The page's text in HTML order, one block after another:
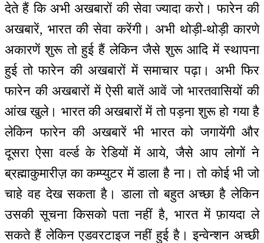
देते हैं कि अभी अखबारों की सेवा ज्यादा करो। फारेन की
अखबारें, भारत की सेवा करेंगी। अभी थोड़ी-थोड़ी कारणे
अकारणें शुरू तो हुई हैं लेकिन जैसे शुरू आदि में स्थापना
हुई तो फारेन की अखबारों में समाचार पढ़ा। अभी फिर
फारेन की अखबारों में ऐसी बातें आवें जो भारतवासियों की
आंख खुले। भारत की अखबारों में तो पड़ना शुरू हो गया है
लेकिन फारेन की अखबारें भी भारत को जगायेंगी और
दूसरा ऐसा वर्ल्ड के रेडियों में आये, जैसे आप लोगों ने
ब्रह्माकुमारीज़ का कम्प्युटर में डाला है ना। तो कोई भी जो
चाहे वह देख सकता है। डाला तो बहुत अच्छा है लेकिन
उसकी सूचना किसको पता नहीं है, भारत में फ़ायदा ले
सकते हैं लेकिन एडवरटाइज नहीं हुई है। इन्वेन्शन अच्छी